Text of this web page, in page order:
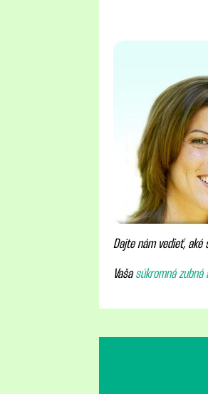
Dajte nám vedieť,
Vašasúkromná zubná